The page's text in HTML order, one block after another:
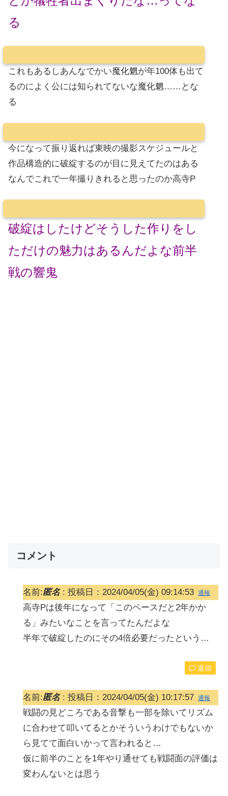
る
これもあるしあんなでかい魔化魍が年100体も出て
るのによく公には知られてないな魔化魍……とな
る
今になって振り返れば東映の撮影スケジュールと
作品構造的に破綻するのが目に見えてたのはある
なんでこれで一年撮りきれると思ったのか高寺P
破綻はしたけどそうした作りをし
ただけの魅力はあるんだよな前半
戦の響鬼
コメント
名前:匿名: 投稿日：2024/04/05(金) 09:14:53 通報
高寺Pは後年になって「このペースだと2年かか
る」みたいなことを言ってたんだよな
半年で破綻したのにその4倍必要だったという…
返信
名前:匿名: 投稿日：2024/04/05(金) 10:17:57 通報
戦闘の見どころである音撃も一部を除いてリズム
に合わせて叩いてるとかそういうわけでもないか
ら見てて面白いかって言われると…
仮に前半のことを1年やり通せても戦闘面の評価は
変わんないとは思う